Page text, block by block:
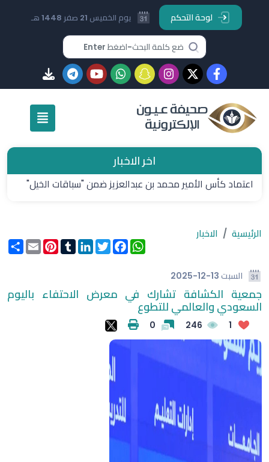
لوحة التحكم يوم الخميس 21 صفر 1448 هـ
اخر الاخبار
اعتماد كأس الأمير محمد بن عبدالعزيز ضمن "سباقات الخيل"
الرئيسية الاخبار
انشرEmail
PinterestTumblrLinkedInTwitter
Facebook
WhatsApp
السبت 2025-12-13
جمعية الكشافة تشارك في معرض الاحتفاء باليوم
السعودي والعالمي للتطوع
1
246
0